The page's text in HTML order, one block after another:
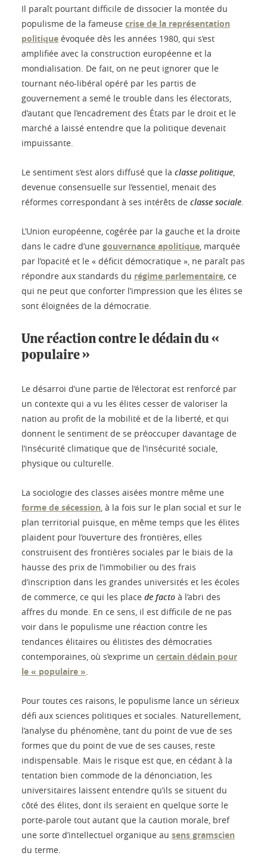
Il paraît pourtant difficile de dissocier la montée du
populisme de la fameuse crise de la représentation
politique évoquée dès les années 1980, qui s’est
amplifiée avec la construction européenne et la
mondialisation. De fait, on ne peut ignorer que le
tournant néo-libéral opéré par les partis de
gouvernement a semé le trouble dans les électorats,
d’autant que l’encadrement des États par le droit et le
marché a laissé entendre que la politique devenait
impuissante.
Le sentiment s’est alors diffusé que la classe politique,
devenue consensuelle sur l’essentiel, menait des
réformes correspondant à ses intérêts de classe sociale.
L’Union européenne, cogérée par la gauche et la droite
dans le cadre d’une gouvernance apolitique, marquée
par l’opacité et le « déficit démocratique », ne paraît pas
répondre aux standards du régime parlementaire, ce
qui ne peut que conforter l’impression que les élites se
sont éloignées de la démocratie.
Une réaction contre le dédain du «
populaire »
Le désarroi d’une partie de l’électorat est renforcé par
un contexte qui a vu les élites cesser de valoriser la
nation au profit de la mobilité et de la liberté, et qui
donnent le sentiment de se préoccuper davantage de
l’insécurité climatique que de l’insécurité sociale,
physique ou culturelle.
La sociologie des classes aisées montre même une
forme de sécession, à la fois sur le plan social et sur le
plan territorial puisque, en même temps que les élites
plaident pour l’ouverture des frontières, elles
construisent des frontières sociales par le biais de la
hausse des prix de l’immobilier ou des frais
d’inscription dans les grandes universités et les écoles
de commerce, ce qui les place de facto à l’abri des
affres du monde. En ce sens, il est difficile de ne pas
voir dans le populisme une réaction contre les
tendances élitaires ou élitistes des démocraties
contemporaines, où s’exprime un certain dédain pour
le « populaire ».
Pour toutes ces raisons, le populisme lance un sérieux
défi aux sciences politiques et sociales. Naturellement,
l’analyse du phénomène, tant du point de vue de ses
formes que du point de vue de ses causes, reste
indispensable. Mais le risque est que, en cédant à la
tentation bien commode de la dénonciation, les
universitaires laissent entendre qu’ils se situent du
côté des élites, dont ils seraient en quelque sorte le
porte-parole tout autant que la caution morale, bref
une sorte d’intellectuel organique au sens gramscien
du terme.